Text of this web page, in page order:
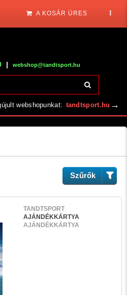
| webshop@tandtsport.hu
A KOSÁR ÜRES
webshopunkat: tandtsport.hu →
Szűrők
TANDTSPORT
AJÁNDÉKKÁRTYA
AJÁNDÉKKÁRTYA